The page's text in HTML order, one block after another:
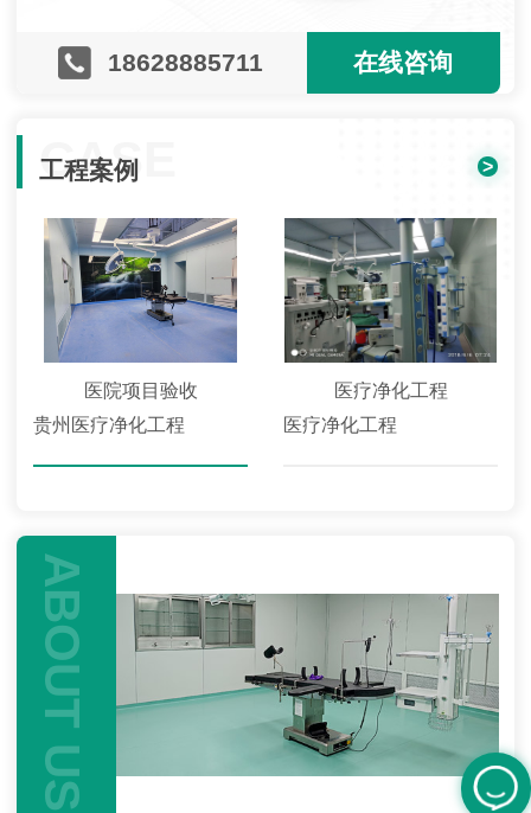
18628885711 在线咨询
CASE
工程案例 >
医院项目验收
贵州医疗净化工程
医疗净化工程
医疗净化工程
ABOUT US